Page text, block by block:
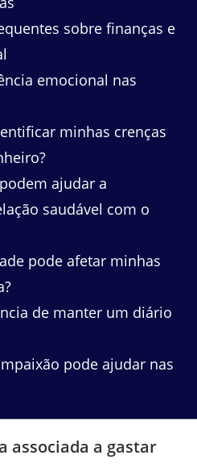
sobre finanças e
emocional nas
minhas crenças
ajudar a
saudável com o
pode afetar minhas
de manter um diário
pode ajudar nas
associada a gastar